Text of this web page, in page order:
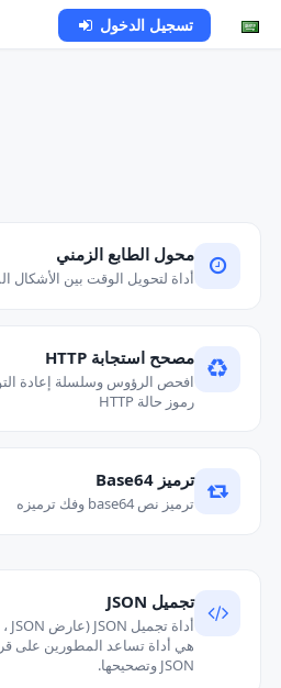
تسجيل الدخول
محول الطابع الزمني
أداة لتحويل الوقت بين الأشكال
مصحح استجابة HTTP
افحص الرؤوس وسلسلة إعادة
رموز حالة HTTP
ترميز Base64
ترميز نص base64 وفك ترميزه
تجميل JSON
هي أداة تساعد المطورين على
JSON وتصحيحها.